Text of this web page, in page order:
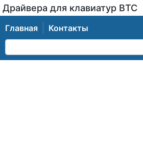
Драйвера для клавиатур BTC
Главная Контакты